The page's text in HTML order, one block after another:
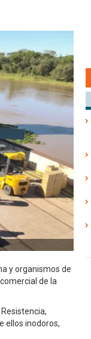
y organismos de
de la
ellos inodoros,